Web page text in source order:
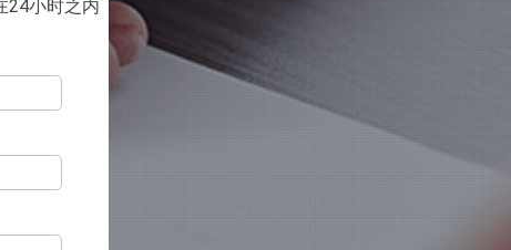
24小时之内